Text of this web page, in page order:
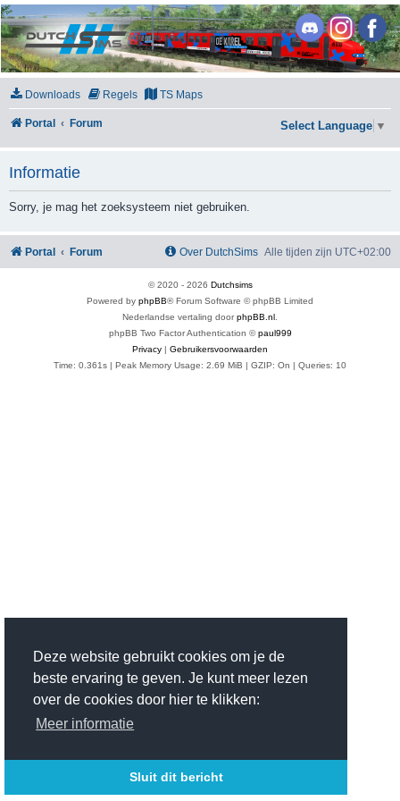
Deze website gebruikt cookies om je de
beste ervaring te geven. Je kunt meer lezen
over de cookies door hier te klikken:
Meer informatie
Sluit dit bericht
DutchSims
Downloads Regels TS Maps
Portal Forum Select Language ▼
Informatie
Sorry, je mag het zoeksysteem niet gebruiken.
Portal Forum Alle tijden zijn UTC+02:00
Over DutchSims
© 2020 - 2026 Dutchsims
Powered by phpBB® Forum Software © phpBB Limited
Nederlandse vertaling doorphpBB.nl
phpBB Two Factor Authentication ©paul999
Privacy | Gebruikersvoorwaarden
Time: 0.361s | Peak Memory Usage: 2.69 MiB | GZIP: On | Queries: 10